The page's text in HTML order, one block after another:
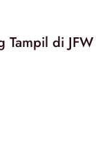
Tampil di JFW